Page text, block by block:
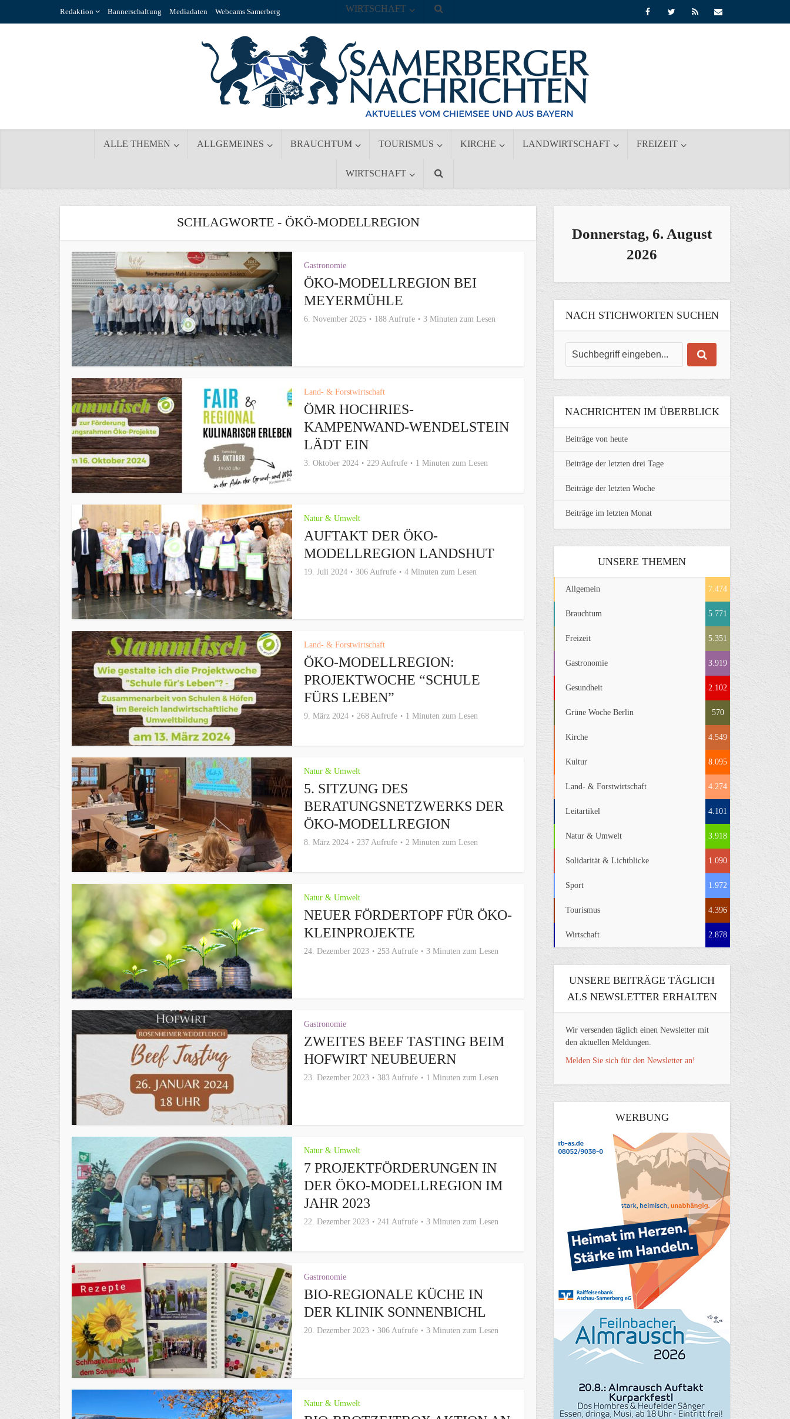
Redaktion Bannerschaltung Mediadaten Webcams Samerberg
ALLE THEMEN ALLGEMEINES BRAUCHTUM TOURISMUS KIRCHE LANDWIRTSCHAFT FREIZEIT
WIRTSCHAFT
WIRTSCHAFT
SCHLAGWORTE - ÖKÖ-MODELLREGION
Gastronomie
ÖKO-MODELLREGION BEI
MEYERMÜHLE
6. November 2025 188 Aufrufe 3 Minuten zum Lesen
Land- & Forstwirtschaft
ÖMR HOCHRIES-
KAMPENWAND-WENDELSTEIN
LÄDT EIN
3. Oktober 2024 229 Aufrufe 1 Minuten zum Lesen
Natur & Umwelt
AUFTAKT DER ÖKO-
MODELLREGION LANDSHUT
19. Juli 2024 306 Aufrufe 4 Minuten zum Lesen
Land- & Forstwirtschaft
ÖKO-MODELLREGION:
PROJEKTWOCHE “SCHULE
FÜRS LEBEN”
9. März 2024 268 Aufrufe 1 Minuten zum Lesen
Natur & Umwelt
5. SITZUNG DES
BERATUNGSNETZWERKS DER
ÖKO-MODELLREGION
8. März 2024 237 Aufrufe 2 Minuten zum Lesen
Natur & Umwelt
NEUER FÖRDERTOPF FÜR ÖKO-
KLEINPROJEKTE
24. Dezember 2023 253 Aufrufe 3 Minuten zum Lesen
Gastronomie
ZWEITES BEEF TASTING BEIM
HOFWIRT NEUBEUERN
23. Dezember 2023 383 Aufrufe 1 Minuten zum Lesen
Natur & Umwelt
7 PROJEKTFÖRDERUNGEN IN
DER ÖKO-MODELLREGION IM
JAHR 2023
22. Dezember 2023 241 Aufrufe 3 Minuten zum Lesen
Gastronomie
BIO-REGIONALE KÜCHE IN
DER KLINIK SONNENBICHL
20. Dezember 2023 306 Aufrufe 3 Minuten zum Lesen
Natur & Umwelt
Donnerstag, 6. August
2026
NACH STICHWORTEN SUCHEN
NACHRICHTEN IM ÜBERBLICK
Beiträge von heute
Beiträge der letzten drei Tage
Beiträge der letzten Woche
Beiträge im letzten Monat
UNSERE THEMEN
Allgemein 7.474
Brauchtum 5.771
Freizeit 5.351
Gastronomie 3.919
Gesundheit 2.102
Grüne Woche Berlin 570
Kirche 4.549
Kultur 8.095
Land- & Forstwirtschaft 4.274
Leitartikel 4.101
Natur & Umwelt 3.918
Solidarität & Lichtblicke 1.090
Sport 1.972
Tourismus 4.396
Wirtschaft 2.878
UNSERE BEITRÄGE TÄGLICH
ALS NEWSLETTER ERHALTEN
Wir versenden täglich einen Newsletter mit
den aktuellen Meldungen.
Melden Sie sich für den Newsletter an!
WERBUNG